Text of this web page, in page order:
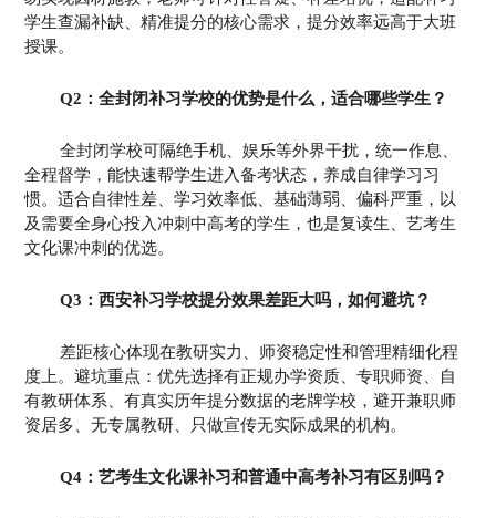
学生查漏补缺、精准提分的核心需求，提分效率远高于大班
授课。
Q2：全封闭补习学校的优势是什么，适合哪些学生？
全封闭学校可隔绝手机、娱乐等外界干扰，统一作息、
全程督学，能快速帮学生进入备考状态，养成自律学习习
惯。适合自律性差、学习效率低、基础薄弱、偏科严重，以
及需要全身心投入冲刺中高考的学生，也是复读生、艺考生
文化课冲刺的优选。
Q3：西安补习学校提分效果差距大吗，如何避坑？
差距核心体现在教研实力、师资稳定性和管理精细化程
度上。避坑重点：优先选择有正规办学资质、专职师资、自
有教研体系、有真实历年提分数据的老牌学校，避开兼职师
资居多、无专属教研、只做宣传无实际成果的机构。
Q4：艺考生文化课补习和普通中高考补习有区别吗？